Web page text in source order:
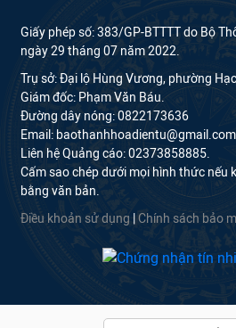
Giấy phép số: 383/GP-BTTTT do Bộ
ngày 29 tháng 07 năm 2022.
Trụ sở: Đại lộ Hùng Vương, phường
Giám đốc: Phạm Văn Báu.
Đường dây nóng: 0822173636
Email: baothanhhoadientu@gmail.com
Liên hệ Quảng cáo: 02373858885.
Cấm sao chép dưới mọi hình thức nếu
bằng văn bản.
Điều khoản sử dụng Chính sách bảo